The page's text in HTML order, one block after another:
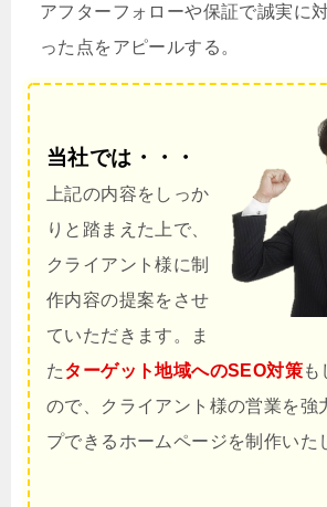
アフターフォローや保証で誠実に
った点をアピールする。
当社では・・・
上記の内容をしっか
りと踏まえた上で、
クライアント様に制
作内容の提案をさせ
ていただきます。ま
たターゲット地域へのSEO対策も
ので、クライアント様の営業を強
プできるホームページを制作いた